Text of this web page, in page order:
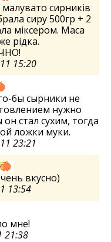
сирників
сиру 500гр + 2
міксером. Маса
рідка.
15:20
бы сырники не
нужно
стал сухим, тогда
ложки муки.
23:21
вкусно)
13:54
мне!
21:38